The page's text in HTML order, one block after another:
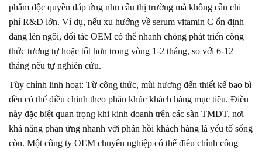
phẩm độc quyền đáp ứng nhu cầu thị trường mà không cần chi
phí R&D lớn. Ví dụ, nếu xu hướng về serum vitamin C ổn định
đang lên ngôi, đối tác OEM có thể nhanh chóng phát triển công
thức tương tự hoặc tốt hơn trong vòng 1-2 tháng, so với 6-12
tháng nếu tự nghiên cứu.
Tùy chỉnh linh hoạt: Từ công thức, mùi hương đến thiết kế bao bì
đều có thể điều chỉnh theo phân khúc khách hàng mục tiêu. Điều
này đặc biệt quan trọng khi kinh doanh trên các sàn TMĐT, nơi
khả năng phản ứng nhanh với phản hồi khách hàng là yếu tố sống
còn. Một công ty OEM chuyên nghiệp có thể điều chỉnh công